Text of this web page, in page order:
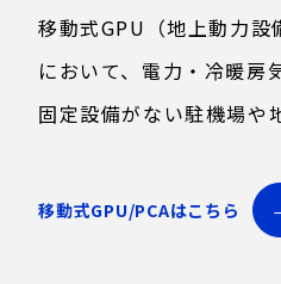
移動式GPU（地上動力設
において、電力・冷暖房
固定設備がない駐機場や
移動式GPU/PCAはこちら